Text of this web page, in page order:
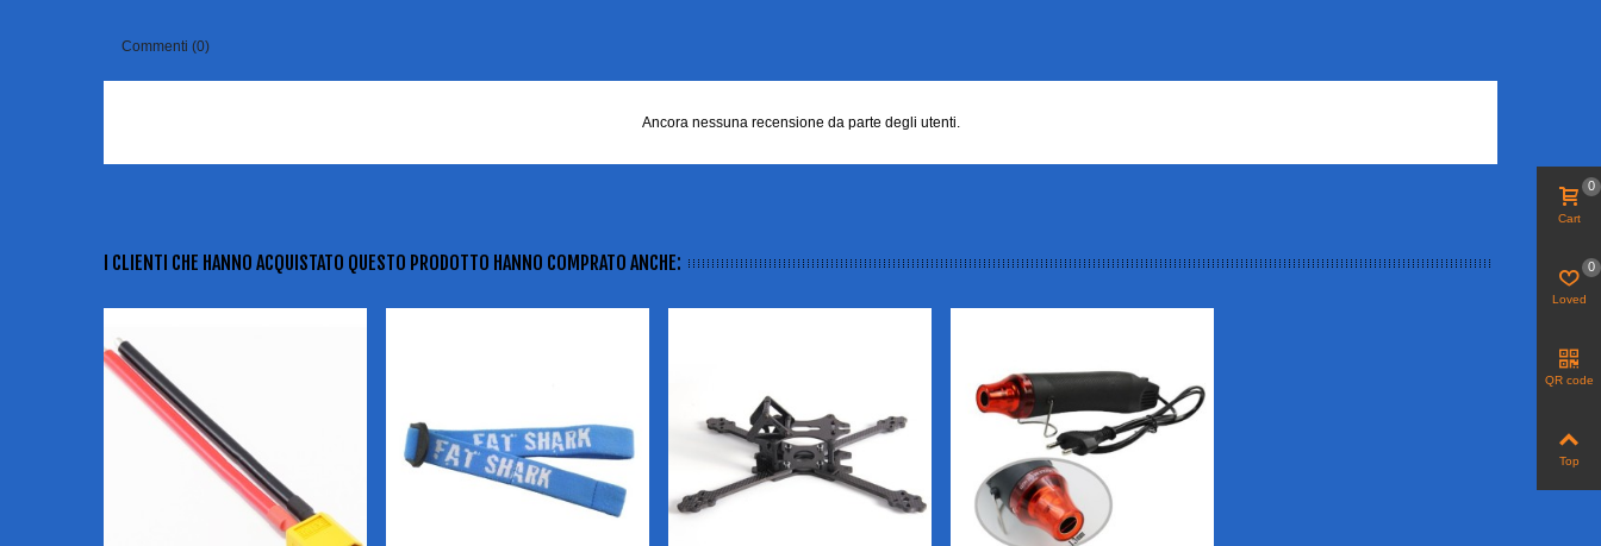
Commenti (0)
Ancora nessuna recensione da parte degli utenti.
I CLIENTI CHE HANNO ACQUISTATO QUESTO PRODOTTO HANNO COMPRATO ANCHE:
Cart
0
Loved
0
QR code
Top